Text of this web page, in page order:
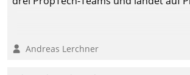
Andreas Lerchner